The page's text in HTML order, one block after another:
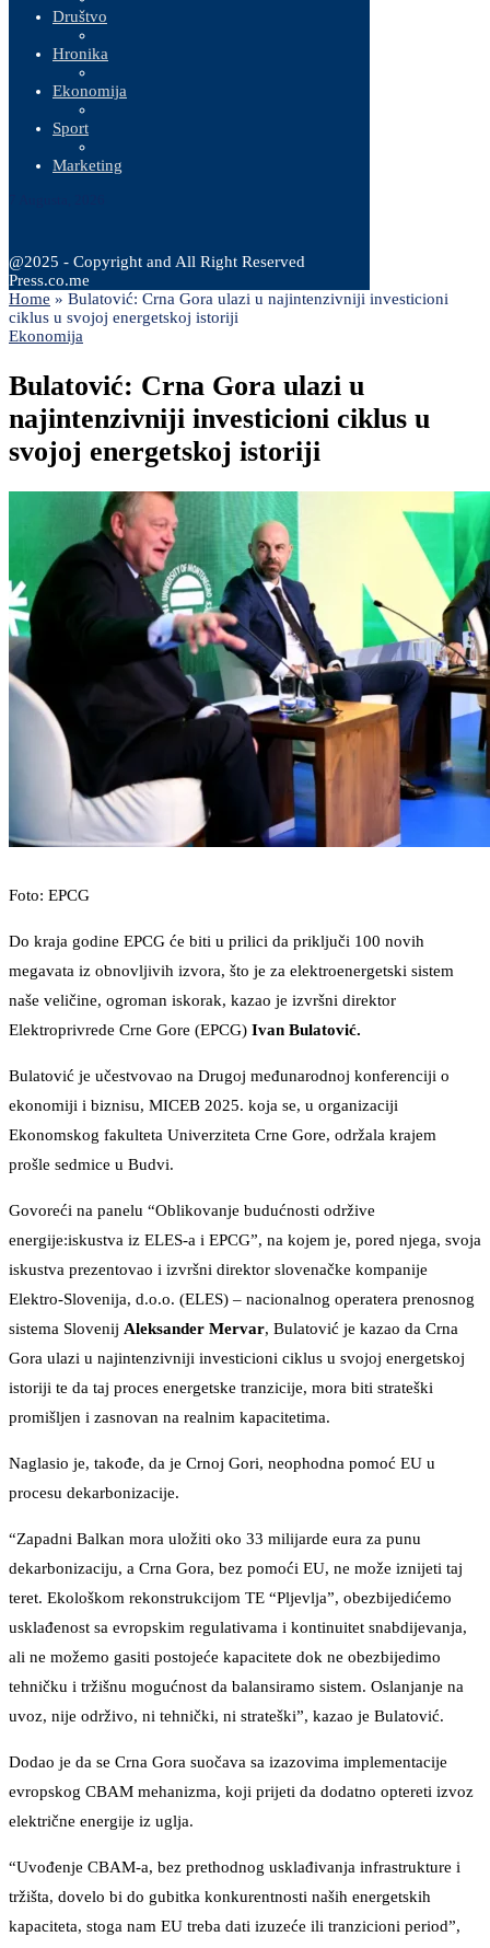
Društvo
Hronika
Ekonomija
Sport
Marketing
@2025 - Copyright and All Right Reserved
Press.co.me
Home » Bulatović: Crna Gora ulazi u najintenzivniji investicioni
ciklus u svojoj energetskoj istoriji
Ekonomija
Bulatović: Crna Gora ulazi u
najintenzivniji investicioni ciklus u
svojoj energetskoj istoriji
Foto: EPCG
Do kraja godine EPCG će biti u prilici da priključi 100 novih
megavata iz obnovljivih izvora, što je za elektroenergetski sistem
naše veličine, ogroman iskorak, kazao je izvršni direktor
Elektroprivrede Crne Gore (EPCG) Ivan Bulatović.
Bulatović je učestvovao na Drugoj međunarodnoj konferenciji o
ekonomiji i biznisu, MICEB 2025. koja se, u organizaciji
Ekonomskog fakulteta Univerziteta Crne Gore, održala krajem
prošle sedmice u Budvi.
Govoreći na panelu “Oblikovanje budućnosti održive
energije:iskustva iz ELES-a i EPCG”, na kojem je, pored njega, svoja
iskustva prezentovao i izvršni direktor slovenačke kompanije
Elektro-Slovenija, d.o.o. (ELES) – nacionalnog operatera prenosnog
sistema Slovenij Aleksander Mervar, Bulatović je kazao da Crna
Gora ulazi u najintenzivniji investicioni ciklus u svojoj energetskoj
istoriji te da taj proces energetske tranzicije, mora biti strateški
promišljen i zasnovan na realnim kapacitetima.
Naglasio je, takođe, da je Crnoj Gori, neophodna pomoć EU u
procesu dekarbonizacije.
“Zapadni Balkan mora uložiti oko 33 milijarde eura za punu
dekarbonizaciju, a Crna Gora, bez pomoći EU, ne može iznijeti taj
teret. Ekološkom rekonstrukcijom TE “Pljevlja”, obezbijedićemo
usklađenost sa evropskim regulativama i kontinuitet snabdijevanja,
ali ne možemo gasiti postojeće kapacitete dok ne obezbijedimo
tehničku i tržišnu mogućnost da balansiramo sistem. Oslanjanje na
uvoz, nije održivo, ni tehnički, ni strateški”, kazao je Bulatović.
Dodao je da se Crna Gora suočava sa izazovima implementacije
evropskog CBAM mehanizma, koji prijeti da dodatno optereti izvoz
električne energije iz uglja.
“Uvođenje CBAM-a, bez prethodnog usklađivanja infrastrukture i
tržišta, dovelo bi do gubitka konkurentnosti naših energetskih
kapaciteta, stoga nam EU treba dati izuzeće ili tranzicioni period”,